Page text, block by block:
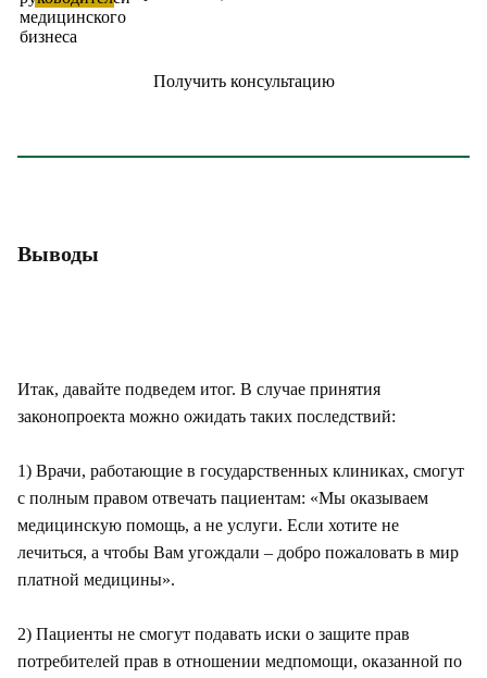
Получить консультацию
Выводы
Итак, давайте подведем итог. В случае принятия
законопроекта можно ожидать таких последствий:
1) Врачи, работающие в государственных клиниках, смогут
с полным правом отвечать пациентам: «Мы оказываем
медицинскую помощь, а не услуги. Если хотите не
лечиться, а чтобы Вам угождали – добро пожаловать в мир
платной медицины».
2) Пациенты не смогут подавать иски о защите прав
потребителей прав в отношении медпомощи, оказанной по